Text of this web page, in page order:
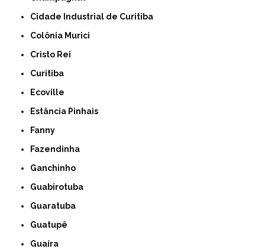
Cidade Industrial de Curitiba
Colônia Murici
Cristo Rei
Curitiba
Ecoville
Estância Pinhais
Fanny
Fazendinha
Ganchinho
Guabirotuba
Guaratuba
Guatupê
Guaíra